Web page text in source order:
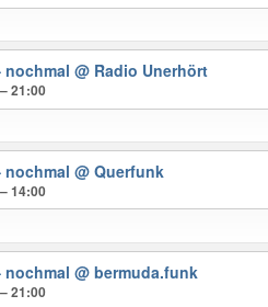
nochmal@ Radio Unerhört
21:00
nochmal@ Querfunk
14:00
nochmal@ bermuda.funk
21:00